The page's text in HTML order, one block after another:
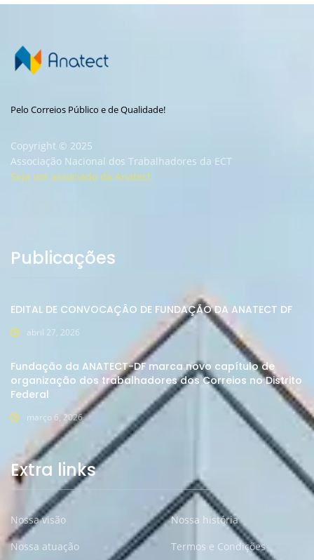
Pelo Correios Público e de Qualidade!
Copyright © 2025
Associação Nacional dos Trabalhadores da ECT
Seja um associado da Anatect
Publicações
EDITAL DE CONVOCAÇÂO DE FUNDAÇÃO DA ANATECT DF
abril 27, 2026
Fundação da ANATECT-DF marca novo capítulo de
organização dos trabalhadores dos Correios no Distrito
Federal
março 6, 2026
Extra links
Nossa visão
Nossa história
Nossa atuação
Termos e Condições